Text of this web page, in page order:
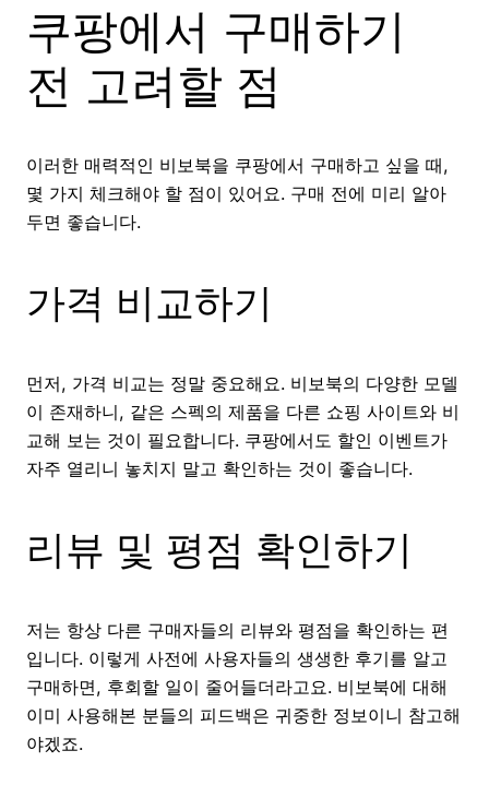
쿠팡에서 구매하기
전 고려할 점
이러한 매력적인 비보북을 쿠팡에서 구매하고 싶을 때,
몇 가지 체크해야 할 점이 있어요. 구매 전에 미리 알아
두면 좋습니다.
가격 비교하기
먼저, 가격 비교는 정말 중요해요. 비보북의 다양한 모델
이 존재하니, 같은 스펙의 제품을 다른 쇼핑 사이트와 비
교해 보는 것이 필요합니다. 쿠팡에서도 할인 이벤트가
자주 열리니 놓치지 말고 확인하는 것이 좋습니다.
리뷰 및 평점 확인하기
저는 항상 다른 구매자들의 리뷰와 평점을 확인하는 편
입니다. 이렇게 사전에 사용자들의 생생한 후기를 알고
구매하면, 후회할 일이 줄어들더라고요. 비보북에 대해
이미 사용해본 분들의 피드백은 귀중한 정보이니 참고해
야겠죠.